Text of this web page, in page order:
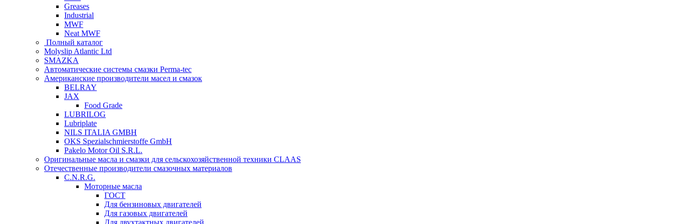
Greases
Industrial
MWF
Neat MWF
Полный каталог
Molyslip Atlantic Ltd
SMAZKA
Автоматические системы смазки Perma-tec
Американские производители масел и смазок
BELRAY
JAX
Food Grade
LUBRILOG
Lubriplate
NILS ITALIA GMBH
OKS Spezialschmierstoffe GmbH
Pakelo Motor Oil S.R.L.
Оригинальные масла и смазки для сельскохозяйственной техники CLAAS
Отечественные производители смазочных материалов
C.N.R.G.
Моторные масла
ГОСТ
Для бензиновых двигателей
Для газовых двигателей
Для двухтактных двигателей